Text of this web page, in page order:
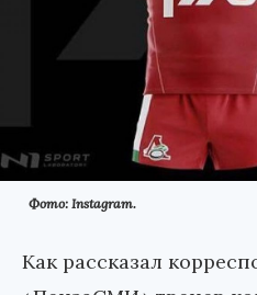
Фото: Instagram.
Как рассказал